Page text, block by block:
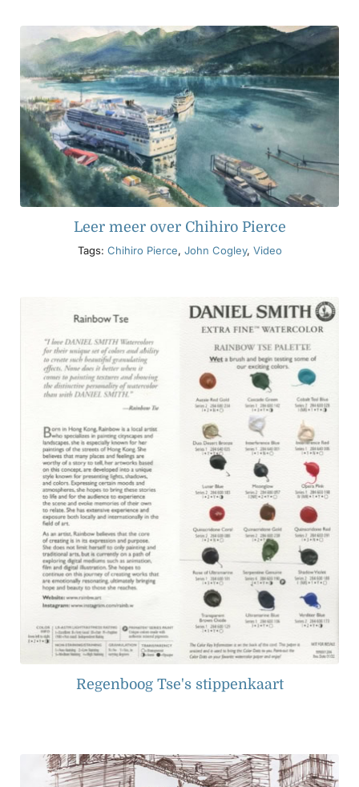
Producten
Evenementen
Blog
Bronnen
Vind een winkel
Abonneren
Leer meer over Chihiro Pierce
Tags: Chihiro Pierce, John Cogley, Video
Regenboog Tse's stippenkaart